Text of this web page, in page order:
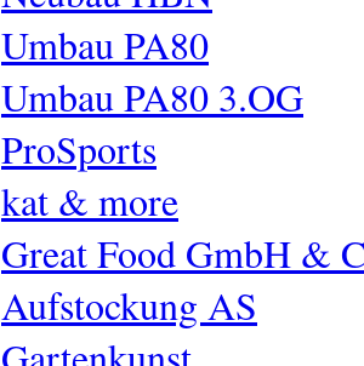
Umbau PA80
Umbau PA80 3.OG
ProSports
kat & more
Great Food GmbH &
Aufstockung AS